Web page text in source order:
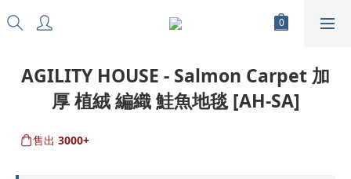
AGILITY HOUSE - Salmon Carpet 加
厚 植絨 編織 鮭魚地毯 [AH-SA]
售出 3000+